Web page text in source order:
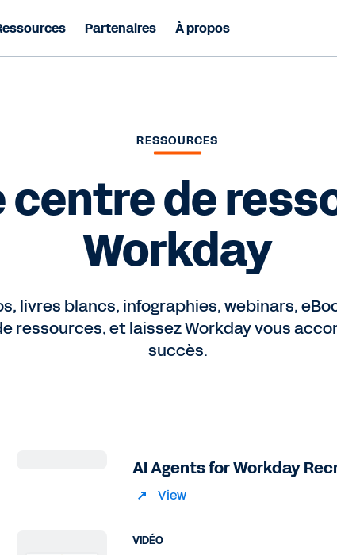
Partenaires À propos
RESSOURCES
centre de
Workday
livres blancs, infographies, webinars,
ressources, et laissez Workday vous
succès.
AI Agents for Workday
View
VIDÉO